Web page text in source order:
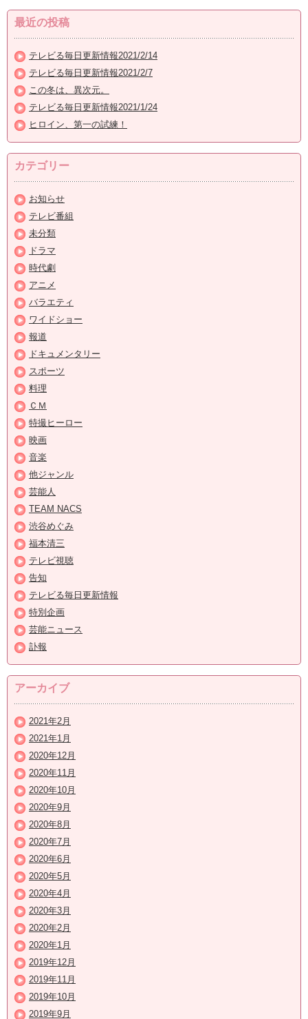
最近の投稿
テレビる毎日更新情報2021/2/14
テレビる毎日更新情報2021/2/7
この冬は、異次元。
テレビる毎日更新情報2021/1/24
ヒロイン、第一の試練！
カテゴリー
お知らせ
テレビ番組
未分類
ドラマ
時代劇
アニメ
バラエティ
ワイドショー
報道
ドキュメンタリー
スポーツ
料理
ＣＭ
特撮ヒーロー
映画
音楽
他ジャンル
芸能人
TEAM NACS
渋谷めぐみ
福本清三
テレビ視聴
告知
テレビる毎日更新情報
特別企画
芸能ニュース
訃報
アーカイブ
2021年2月
2021年1月
2020年12月
2020年11月
2020年10月
2020年9月
2020年8月
2020年7月
2020年6月
2020年5月
2020年4月
2020年3月
2020年2月
2020年1月
2019年12月
2019年11月
2019年10月
2019年9月